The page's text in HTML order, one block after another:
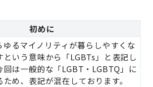
初めに
るマイノリティが暮らしやすくな
という意味から「LGBTs」と表記し
回は一般的な「LGBT・LGBTQ」に
め、表記が混在しております。